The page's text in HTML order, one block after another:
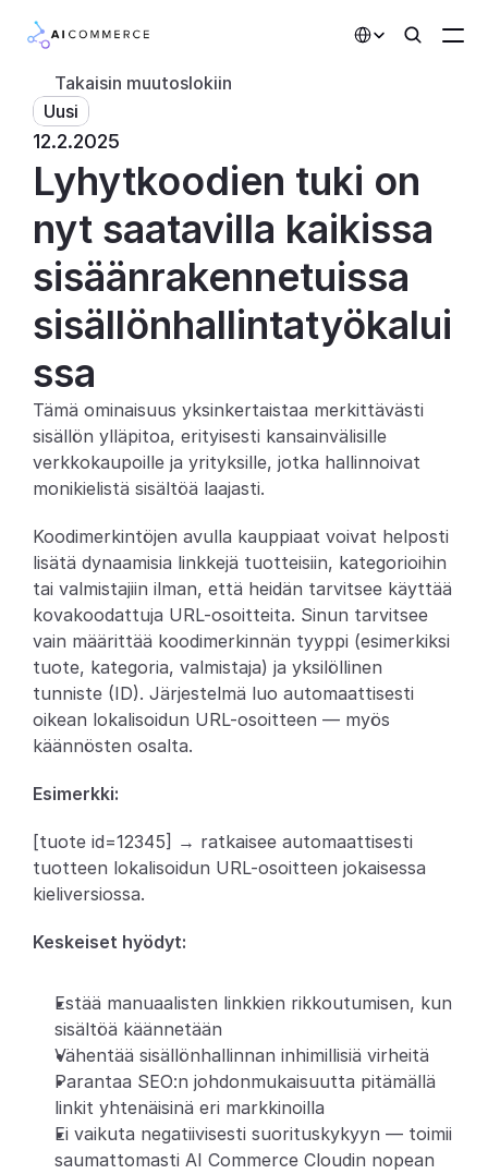
AI-toiminnot
Kumppanit
Hinnoittelu
Kehittäjille
Ratkaisut
Integraatiot
Asiakkaat
Tekoälyominaisuudet
Muutosloki
Tuki
Select Language
Varaa demo
Takaisin muutoslokiin
Uusi
12.2.2025
Lyhytkoodien tuki on
nyt saatavilla kaikissa
sisäänrakennetuissa
sisällönhallintatyökalui
ssa
Tämä ominaisuus yksinkertaistaa merkittävästi
sisällön ylläpitoa, erityisesti kansainvälisille
verkkokaupoille ja yrityksille, jotka hallinnoivat
monikielistä sisältöä laajasti.
Koodimerkintöjen avulla kauppiaat voivat helposti
lisätä dynaamisia linkkejä tuotteisiin, kategorioihin
tai valmistajiin ilman, että heidän tarvitsee käyttää
kovakoodattuja URL-osoitteita. Sinun tarvitsee
vain määrittää koodimerkinnän tyyppi (esimerkiksi
tuote, kategoria, valmistaja) ja yksilöllinen
tunniste (ID). Järjestelmä luo automaattisesti
oikean lokalisoidun URL-osoitteen — myös
käännösten osalta.
Esimerkki:
[tuote id=12345] → ratkaisee automaattisesti
tuotteen lokalisoidun URL-osoitteen jokaisessa
kieliversiossa.
Keskeiset hyödyt:
Estää manuaalisten linkkien rikkoutumisen, kun
sisältöä käännetään
Vähentää sisällönhallinnan inhimillisiä virheitä
Parantaa SEO:n johdonmukaisuutta pitämällä
linkit yhtenäisinä eri markkinoilla
Ei vaikuta negatiivisesti suorituskykyyn — toimii
saumattomasti AI Commerce Cloudin nopean